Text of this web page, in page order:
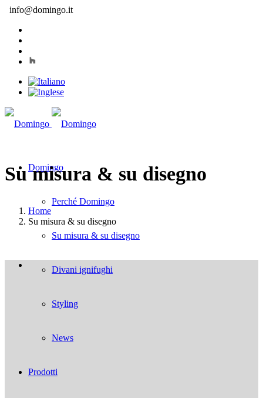
info@domingo.it
Domingo
Perché Domingo
Su misura & su disegno
Divani ignifughi
Styling
News
Prodotti
Su misura & su disegno
Home
Su misura & su disegno